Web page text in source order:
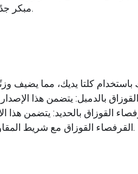
مبكر جدًا لتجنب الإصابة. اطلب دائمًا التوجيه من أحد محترفي اللياقة البدنية إذا لم تكن متأكدًا من الشكل الصحيح.
القرفصاء القوزاق مع شريط المقاومة: يتضمن هذا الاختلاف شريط مقاومة يتم وضعه حول فخذيك لإضافة التوتر وزيادة صعوبة الحركة.